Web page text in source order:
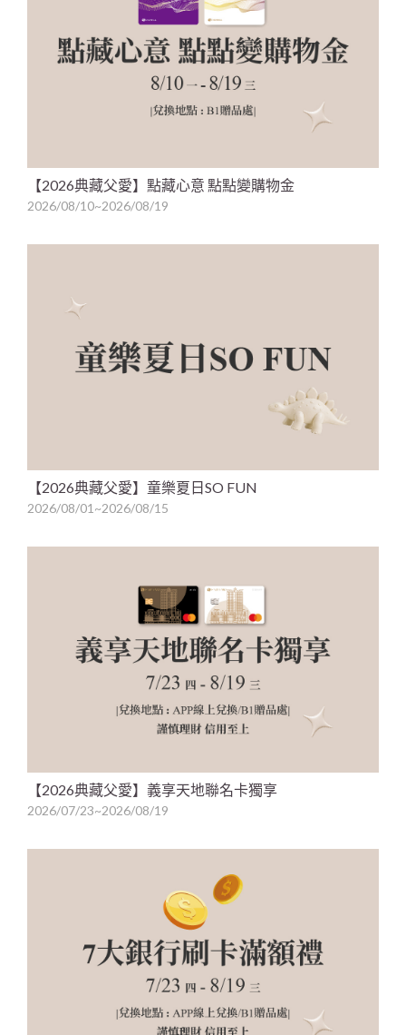
【2026典藏父愛】點藏心意 點點變購物金
2026/08/10~2026/08/19
【2026典藏父愛】童樂夏日SO FUN
2026/08/01~2026/08/15
【2026典藏父愛】義享天地聯名卡獨享
2026/07/23~2026/08/19